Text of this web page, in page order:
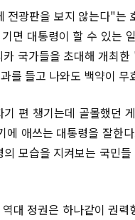
광판을 보지 않는다"는
면 대통령이 할 수 있는
국가들을 초대해 개최
를 들고 나와도 백약이 무
편 챙기는데 골몰했던
애쓰는 대통령을 잘한
모습을 지켜보는 국민
대 정권은 하나같이 권력